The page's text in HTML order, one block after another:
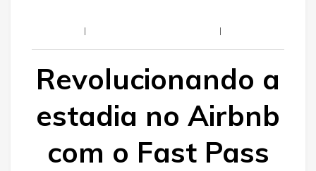
Revolucionando a
estadia no Airbnb
com o Fast Pass